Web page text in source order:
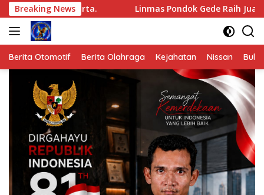
Langsung
ke
konten
Breaking NewsLinmas Pondok Gede Raih Juara III Kota Bekasi
Berita Otomotif Berita Olahraga Kejahatan Nissan